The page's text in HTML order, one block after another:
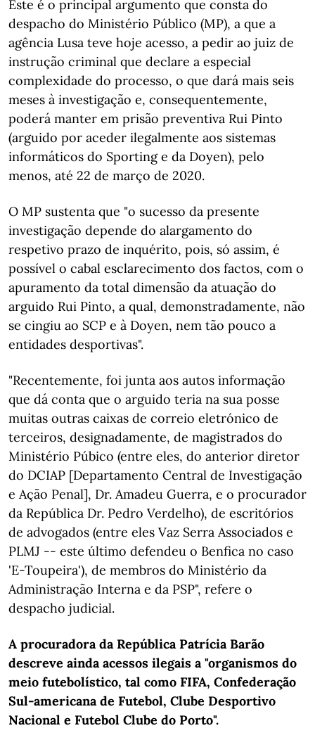
Este é o principal argumento que consta do
despacho do Ministério Público (MP), a que a
agência Lusa teve hoje acesso, a pedir ao juiz de
instrução criminal que declare a especial
complexidade do processo, o que dará mais seis
meses à investigação e, consequentemente,
poderá manter em prisão preventiva Rui Pinto
(arguido por aceder ilegalmente aos sistemas
informáticos do Sporting e da Doyen), pelo
menos, até 22 de março de 2020.
O MP sustenta que "o sucesso da presente
investigação depende do alargamento do
respetivo prazo de inquérito, pois, só assim, é
possível o cabal esclarecimento dos factos, com o
apuramento da total dimensão da atuação do
arguido Rui Pinto, a qual, demonstradamente, não
se cingiu ao SCP e à Doyen, nem tão pouco a
entidades desportivas".
"Recentemente, foi junta aos autos informação
que dá conta que o arguido teria na sua posse
muitas outras caixas de correio eletrónico de
terceiros, designadamente, de magistrados do
Ministério Púbico (entre eles, do anterior diretor
do DCIAP [Departamento Central de Investigação
e Ação Penal], Dr. Amadeu Guerra, e o procurador
da República Dr. Pedro Verdelho), de escritórios
de advogados (entre eles Vaz Serra Associados e
PLMJ -- este último defendeu o Benfica no caso
'E-Toupeira'), de membros do Ministério da
Administração Interna e da PSP", refere o
despacho judicial.
A procuradora da República Patrícia Barão
descreve ainda acessos ilegais a "organismos do
meio futebolístico, tal como FIFA, Confederação
Sul-americana de Futebol, Clube Desportivo
Nacional e Futebol Clube do Porto".